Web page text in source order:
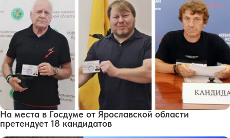
На места в Госдуме от Ярославской области
претендует 18 кандидатов